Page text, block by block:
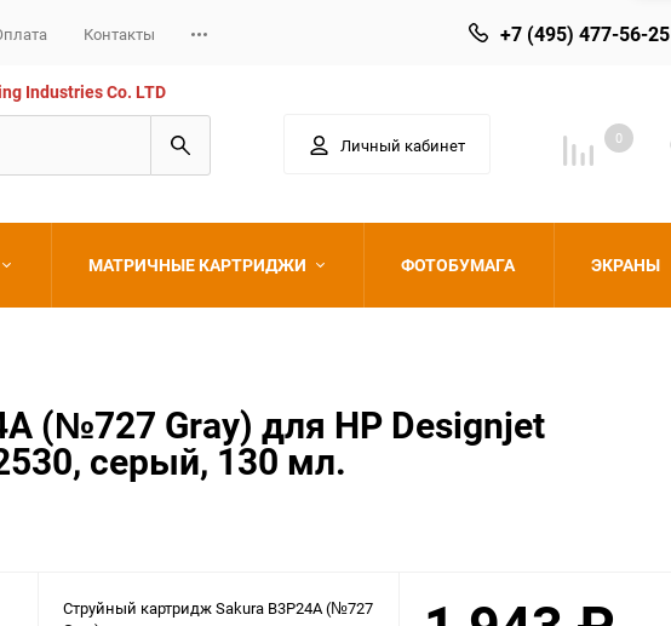
Контакты +7 (495) 477-56-25
Industries Co. LTD
Личный кабинет 0
МАТРИЧНЫЕ КАРТРИДЖИ ФОТОБУМАГА ЭКРАНЫ
(№727 Gray) для HP Designjet
серый, 130 мл.
Струйный картридж Sakura B3P24A (№727